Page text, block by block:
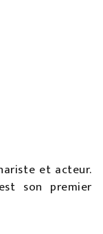
et acteur.
son premier